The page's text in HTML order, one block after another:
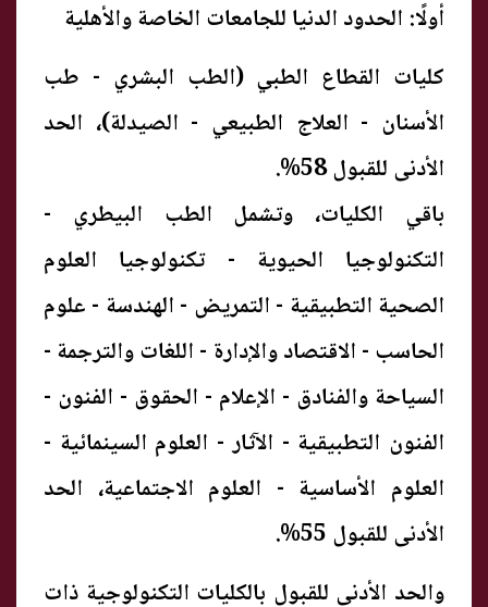
أولًا: الحدود الدنيا للجامعات الخاصة والأهلية
كليات القطاع الطبي (الطب البشري - طب
الأسنان - العلاج الطبيعي - الصيدلة)، الحد
الأدنى للقبول 58%.
باقي الكليات، وتشمل الطب البيطري -
التكنولوجيا الحيوية - تكنولوجيا العلوم
الصحية التطبيقية - التمريض - الهندسة - علوم
الحاسب - الاقتصاد والإدارة - اللغات والترجمة -
السياحة والفنادق - الإعلام - الحقوق - الفنون -
الفنون التطبيقية - الآثار - العلوم السينمائية -
العلوم الأساسية - العلوم الاجتماعية، الحد
الأدنى للقبول 55%.
والحد الأدنى للقبول بالكليات التكنولوجية ذات